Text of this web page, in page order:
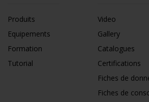
Produits
Equipements
Formation
Tutorial
Video
Gallery
Catalogues
Certifications
Fiches de
Fiches de